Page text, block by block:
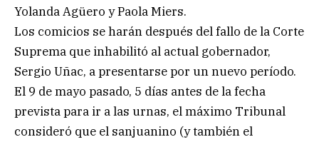
Yolanda Agüero y Paola Miers.
Los comicios se harán después del fallo de la Corte
Suprema que inhabilitó al actual gobernador,
Sergio Uñac, a presentarse por un nuevo período.
El 9 de mayo pasado, 5 días antes de la fecha
prevista para ir a las urnas, el máximo Tribunal
consideró que el sanjuanino (y también el